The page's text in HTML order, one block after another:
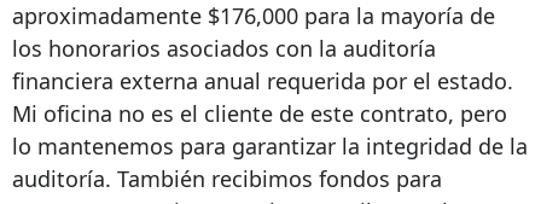
aproximadamente $176,000 para la mayoría de
los honorarios asociados con la auditoría
financiera externa anual requerida por el estado.
Mi oficina no es el cliente de este contrato, pero
lo mantenemos para garantizar la integridad de la
auditoría. También recibimos fondos para